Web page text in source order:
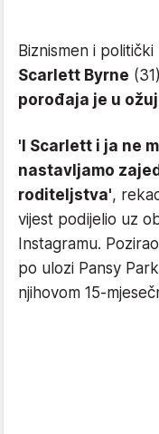
Biznismen i
Scarlett Byrne (31)
porođaja je u
'I Scarlett i ja ne
nastavljamo
roditeljstva',
vijest podijelio uz
Instagramu.
po ulozi Pansy
njihovom 15-